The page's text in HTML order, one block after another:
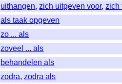
uithangen,zich uitgeven voor,zich
als taak opgeven
zo ... als
zoveel ... als
behandelen als
zodra,zodra als